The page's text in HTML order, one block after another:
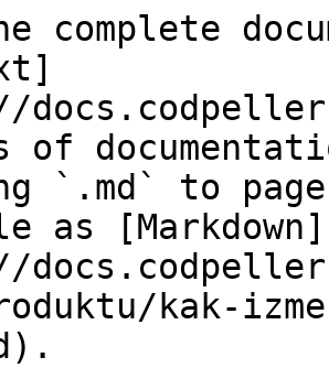
complete
of
`.md` to
as [Markdown]
kak-